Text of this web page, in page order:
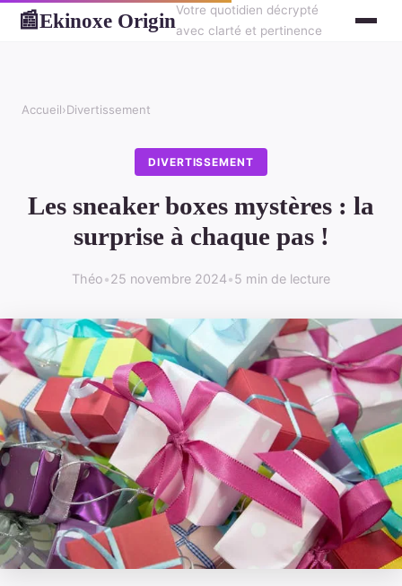
📰Ekinoxe OriginVotre quotidien décrypté
avec clarté et pertinence
Accueil›Divertissement
DIVERTISSEMENT
Les sneaker boxes mystères : la
surprise à chaque pas !
Théo•25 novembre 2024•5 min de lecture